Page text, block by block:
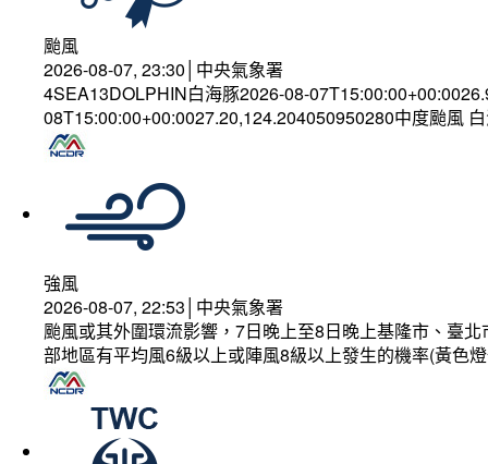
颱風
2026-08-07, 23:30│中央氣象署
4SEA13DOLPHIN白海豚2026-08-
08T15:00:00+00:0027.20,124.204050950280中度颱風
強風
2026-08-07, 22:53│中央氣象署
颱風或其外圍環流影響，7日晚上至8日晚上基隆市、臺
部地區有平均風6級以上或陣風8級以上發生的機率(黃色